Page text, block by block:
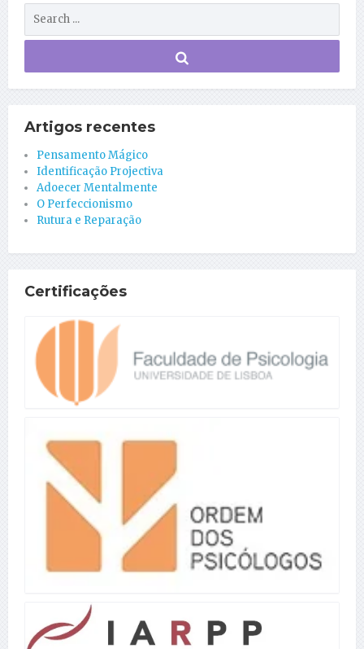
Artigos recentes
Pensamento Mágico
Identificação Projectiva
Adoecer Mentalmente
O Perfeccionismo
Rutura e Reparação
Certificações